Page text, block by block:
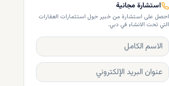
استشارة مجانية
احصل على استشارة من خبير حول استثمارات العقارات
التي تحت الانشاء في دبي.